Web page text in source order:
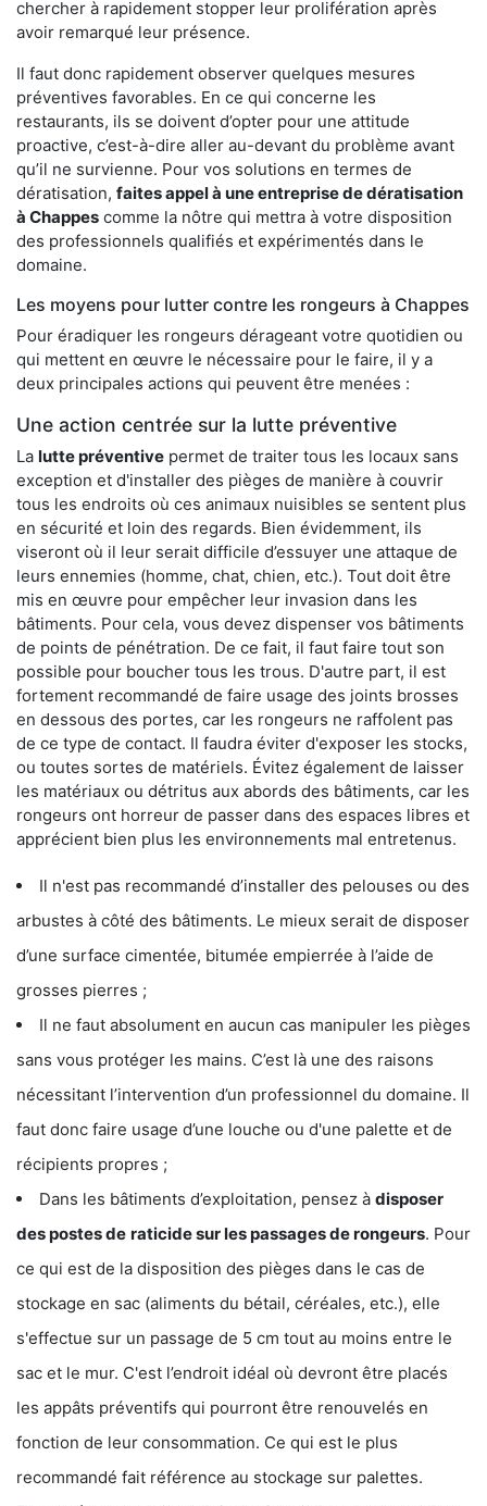
chercher à rapidement stopper leur prolifération après
avoir remarqué leur présence.
Il faut donc rapidement observer quelques mesures
préventives favorables. En ce qui concerne les
restaurants, ils se doivent d’opter pour une attitude
proactive, c’est-à-dire aller au-devant du problème avant
qu’il ne survienne. Pour vos solutions en termes de
dératisation, faites appel à une entreprise de dératisation
à Chappes comme la nôtre qui mettra à votre disposition
des professionnels qualifiés et expérimentés dans le
domaine.
Les moyens pour lutter contre les rongeurs à Chappes
Pour éradiquer les rongeurs dérageant votre quotidien ou
qui mettent en œuvre le nécessaire pour le faire, il y a
deux principales actions qui peuvent être menées :
Une action centrée sur la lutte préventive
La lutte préventive permet de traiter tous les locaux sans
exception et d'installer des pièges de manière à couvrir
tous les endroits où ces animaux nuisibles se sentent plus
en sécurité et loin des regards. Bien évidemment, ils
viseront où il leur serait difficile d’essuyer une attaque de
leurs ennemies (homme, chat, chien, etc.). Tout doit être
mis en œuvre pour empêcher leur invasion dans les
bâtiments. Pour cela, vous devez dispenser vos bâtiments
de points de pénétration. De ce fait, il faut faire tout son
possible pour boucher tous les trous. D'autre part, il est
fortement recommandé de faire usage des joints brosses
en dessous des portes, car les rongeurs ne raffolent pas
de ce type de contact. Il faudra éviter d'exposer les stocks,
ou toutes sortes de matériels. Évitez également de laisser
les matériaux ou détritus aux abords des bâtiments, car les
rongeurs ont horreur de passer dans des espaces libres et
apprécient bien plus les environnements mal entretenus.
Il n'est pas recommandé d’installer des pelouses ou des
arbustes à côté des bâtiments. Le mieux serait de disposer
d’une surface cimentée, bitumée empierrée à l’aide de
grosses pierres ;
Il ne faut absolument en aucun cas manipuler les pièges
sans vous protéger les mains. C’est là une des raisons
nécessitant l’intervention d’un professionnel du domaine. Il
faut donc faire usage d’une louche ou d'une palette et de
récipients propres ;
Dans les bâtiments d’exploitation, pensez à disposer
des postes de raticide sur les passages de rongeurs. Pour
ce qui est de la disposition des pièges dans le cas de
stockage en sac (aliments du bétail, céréales, etc.), elle
s'effectue sur un passage de 5 cm tout au moins entre le
sac et le mur. C'est l’endroit idéal où devront être placés
les appâts préventifs qui pourront être renouvelés en
fonction de leur consommation. Ce qui est le plus
recommandé fait référence au stockage sur palettes.